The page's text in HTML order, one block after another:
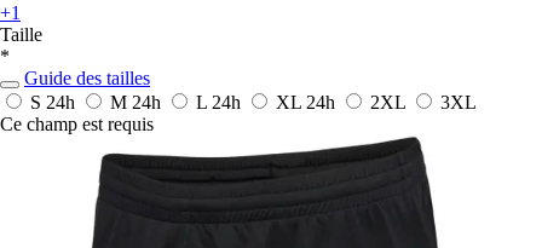
+1
Taille
*
Guide des tailles
S 24h M 24h L 24h XL 24h 2XL
3XL
Ce champ est requis